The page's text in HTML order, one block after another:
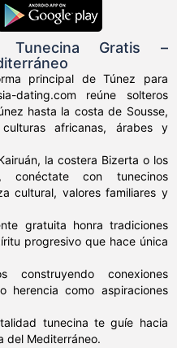
Tunecina Gratis –
principal de Túnez para
dating.com reúne solteros
hasta la costa de Sousse,
africanas, árabes y
la costera Bizerta o los
conéctate con tunecinos
cultural, valores familiares y
gratuita honra tradiciones
progresivo que hace única
conexiones
herencia como aspiraciones
tunecina te guíe hacia
del Mediterráneo.